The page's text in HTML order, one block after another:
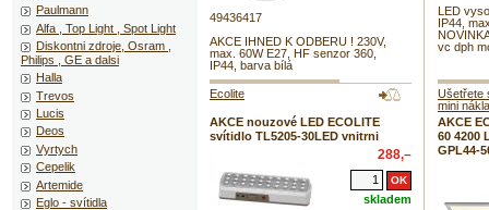
49436417
AKCE IHNED K ODBERU ! 230V,
max. 60W E27, HF senzor 360,
IP44, barva bílá
LED
IP44,
vc dph
Ecolite
AKCE nouzové LED ECOLITE
svítidlo TL5205-30LED vnitrni
288,–
skladem
Ušetřete
mini
AKCE
60 4200
GPL44-
Paulmann
Alfa , Top Light , Spot Light
Diskontni zdroje, Osram ,
Philips , GE a dalsi
Halla
Trevos
Lucis
Deos
Vyrtych
Cepelik
Artemide
Eglo - svítidla